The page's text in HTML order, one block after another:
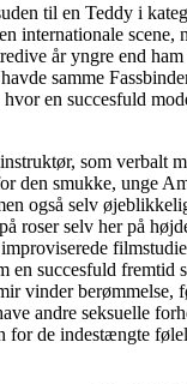
til en Teddy i
internationale scene,
år yngre end ham
samme
en succesfuld
som verbalt
den smukke, unge
også selv
selv her på
succesfuld
andre seksuelle
de indestængte